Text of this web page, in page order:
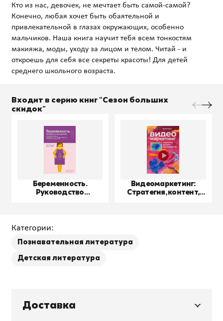
Кто из нас, девочек, не мечтает быть самой-самой?
Конечно, любая хочет быть обаятельной и
привлекательной в глазах окружающих, особенно
мальчиков. Наша книга научит тебя всем тонкостям
макияжа, моды, уходу за лицом и телом. Читай - и
откроешь для себя все секреты красоты! Для детей
Входит в серию книг "Сезон больших
скидок"
Беременность.
Руководство
Видеомаркетинг:
Стратегия, контент,
Категории:
Познавательная литература
Детская литература
Доставка